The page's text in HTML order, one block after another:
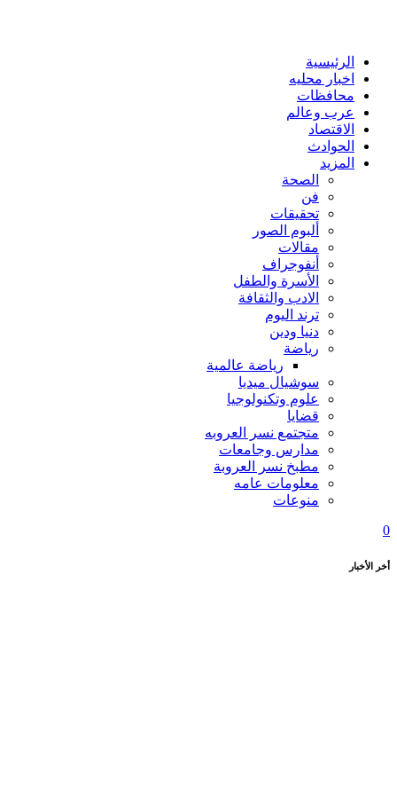
الرئيسية
اخبار محليه
محافظات
عرب وعالم
الاقتصاد
الحوادث
المزيد
الصحة
فن
تحقيقات
ألبوم الصور
مقالات
أنفوجراف
الأسرة والطفل
الادب والثقافة
ترند اليوم
دنيا ودين
رياضة
رياضة عالمية
سوشيال ميديا
علوم وتكنولوجيا
قضايا
متجتمع نسر العروبه
مدارس وجامعات
مطبخ نسر العروبة
معلومات عامه
منوعات
0
أخر الأخبار